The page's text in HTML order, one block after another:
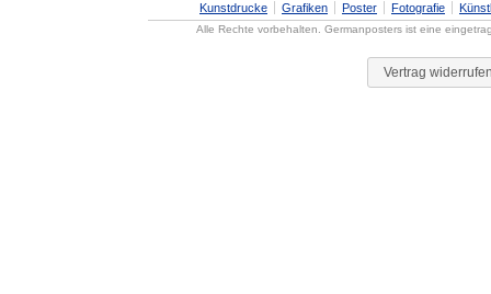
Kunstdrucke
Grafiken Poster Fotografie
Alle Rechte vorbehalten. Germanposters ist eine
Vertrag